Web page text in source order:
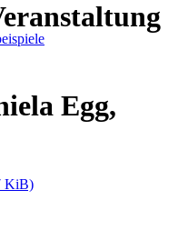
Egg,
KiB)